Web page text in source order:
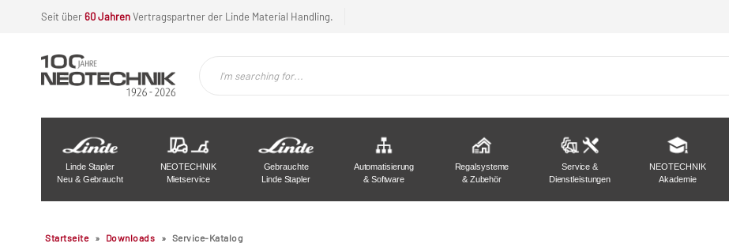
Seit über60 JahrenVertragspartner der Linde Material Handling.
Linde Stapler
Neu & Gebraucht
NEOTECHNIK
Mietservice
Gebrauchte
Linde Stapler
Automatisierung
& Software
Regalsysteme
& Zubehör
Service &
Dienstleistungen
NEOTECHNIK
Akademie
Startseite » Downloads » Service-Katalog